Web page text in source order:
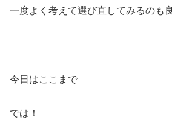
一度よく考えて選び直してみるのも
今日はここまで
では！